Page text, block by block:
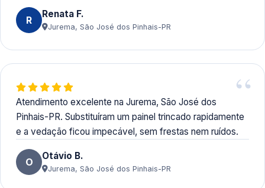
R Renata F.
Jurema, São José dos Pinhais-PR
Atendimento excelente na Jurema, São José dos
Pinhais-PR. Substituíram um painel trincado rapidamente
e a vedação ficou impecável, sem frestas nem ruídos.
O Otávio B.
Jurema, São José dos Pinhais-PR